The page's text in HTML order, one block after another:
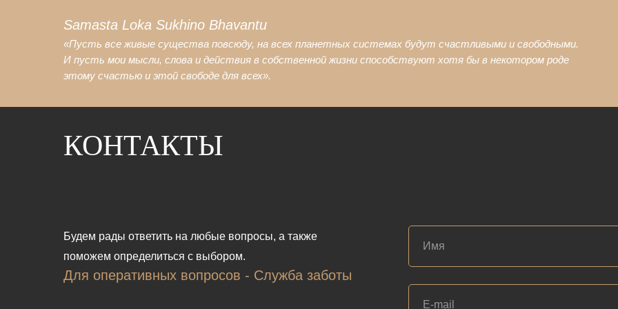
Samasta Loka Sukhino Bhavantu
«Пусть все живые существа повсюду, на всех планетных системах будут счастливыми и свободными.
И пусть мои мысли, слова и действия в собственной жизни способствуют хотя бы в некотором роде
этому счастью и этой свободе для всех».
КОНТАКТЫ
Будем рады ответить на любые вопросы, а также
поможем определиться с выбором.
Для оперативных вопросов - Служба заботы